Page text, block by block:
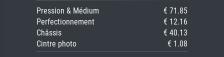
Pression & Médium
€ 71.85
Perfectionnement
€ 12.16
Châssis
€ 40.13
Cintre photo
€ 1.08